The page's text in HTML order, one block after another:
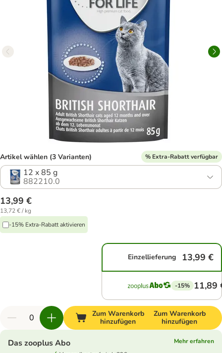
Artikel wählen (3 Varianten) % Extra-Rabatt verfügbar
12 x 85 g
882210.0
13,99 €
13,72 € / kg
-15% Extra-Rabatt aktivieren
Einzellieferung 13,99 €
-15% 11,89
Zum Warenkorb
hinzufügen
Zum Warenkorb
hinzufügen
Das zooplus Abo
Mehr erfahren